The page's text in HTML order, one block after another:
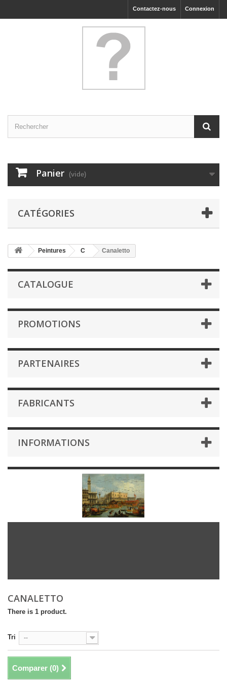
Connexion
Contactez-nous
Panier (vide)
CATÉGORIES
Peintures C Canaletto
CATALOGUE
PROMOTIONS
PARTENAIRES
FABRICANTS
INFORMATIONS
CANALETTO
There is 1 product.
Tri --
Comparer (0)